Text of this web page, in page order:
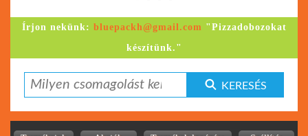
Írjon nekünk: bluepackh@gmail.com "Pizzadobozokat
készítünk."
KERESÉS